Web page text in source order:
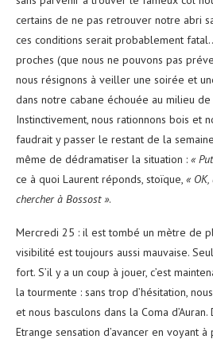
certains de ne pas retrouver notre abri
ces conditions serait probablement
proches (que nous ne pouvons pas
nous résignons à veiller une soirée et
dans notre cabane échouée au milieu
Instinctivement, nous rationnons bois et
faudrait y passer le restant de la
même de dédramatiser la situation : «
ce à quoi Laurent réponds, stoïque, «
chercher à Bossost ».
Mercredi 25 : il est tombé un mètre de
visibilité est toujours aussi mauvaise.
fort. S’il y a un coup à jouer, c’est
la tourmente : sans trop d’hésitation,
et nous basculons dans la Coma d’Auran.
Etrange sensation d’avancer en voyant